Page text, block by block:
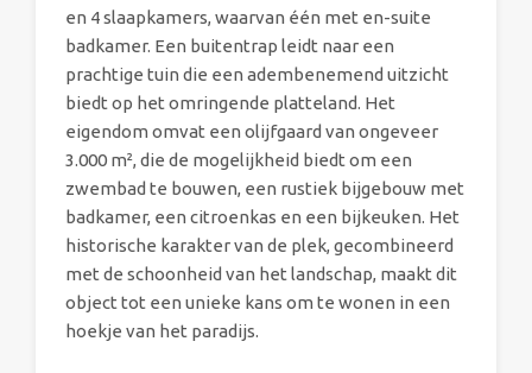
en 4 slaapkamers, waarvan één met en-suite
badkamer. Een buitentrap leidt naar een
prachtige tuin die een adembenemend uitzicht
biedt op het omringende platteland. Het
eigendom omvat een olijfgaard van ongeveer
3.000 m², die de mogelijkheid biedt om een
zwembad te bouwen, een rustiek bijgebouw met
badkamer, een citroenkas en een bijkeuken. Het
historische karakter van de plek, gecombineerd
met de schoonheid van het landschap, maakt dit
object tot een unieke kans om te wonen in een
hoekje van het paradijs.